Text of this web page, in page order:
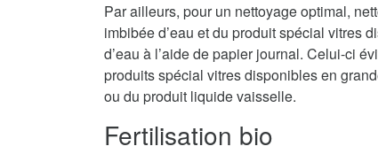
Par ailleurs, pour un nettoyage optimal,
imbibée d’eau et du produit spécial vitres
d’eau à l’aide de papier journal. Celui-ci
produits spécial vitres disponibles en
ou du produit liquide vaisselle.
Fertilisation bio